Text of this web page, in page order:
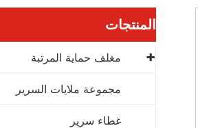
المنتجات
مغلف حماية المرتبة
مجموعة ملايات السرير
غطاء سرير